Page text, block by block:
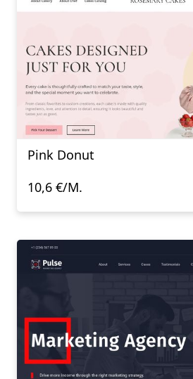
Pink Donut
10,6 €/M.